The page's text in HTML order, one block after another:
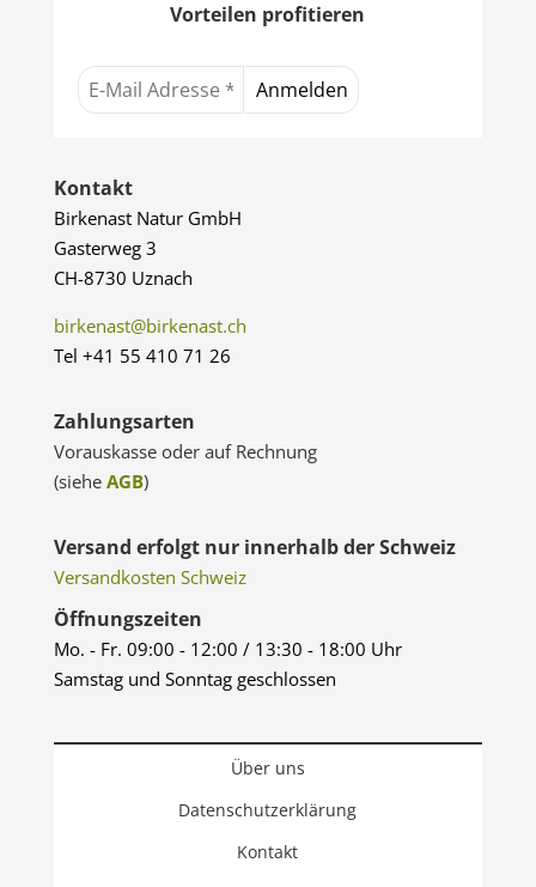
Vorteilen profitieren
Kontakt
Birkenast Natur GmbH
Gasterweg 3
CH-8730 Uznach
birkenast@birkenast.ch
Tel +41 55 410 71 26
Zahlungsarten
Vorauskasse oder auf Rechnung
(siehe AGB)
Versand erfolgt nur innerhalb der Schweiz
Versandkosten Schweiz
Öffnungszeiten
Mo. - Fr. 09:00 - 12:00 / 13:30 - 18:00 Uhr
Samstag und Sonntag geschlossen
Über uns
Datenschutzerklärung
Kontakt